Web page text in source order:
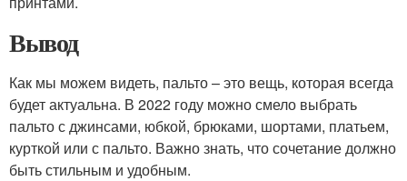
Вывод
Как мы можем видеть, пальто – это вещь, которая всегда
будет актуальна. В 2022 году можно смело выбрать
пальто с джинсами, юбкой, брюками, шортами, платьем,
курткой или с пальто. Важно знать, что сочетание должно
быть стильным и удобным.